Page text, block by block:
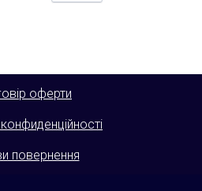
оферти
повернення